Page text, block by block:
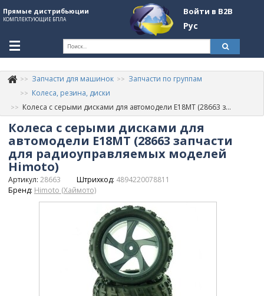
Прямые дистрибьюции
КОМПЛЕКТУЮЩИЕ БПЛА
Войти в B2B
Рус
+380507774092
Информация о компании
Обзоры
Категории
Запчасти для машинок
Запчасти по группам
Колеса, резина, диски
Колеса с серыми дисками для автомодели E18MT (28663 запчасти для радиоуправляемых моделей Himoto)
Колеса с серыми дисками для
автомодели E18MT (28663 запчасти
для радиоуправляемых моделей
Himoto)
Артикул: 28663 Штрихкод: 4894220078811
Бренд: Himoto (Хаймото)